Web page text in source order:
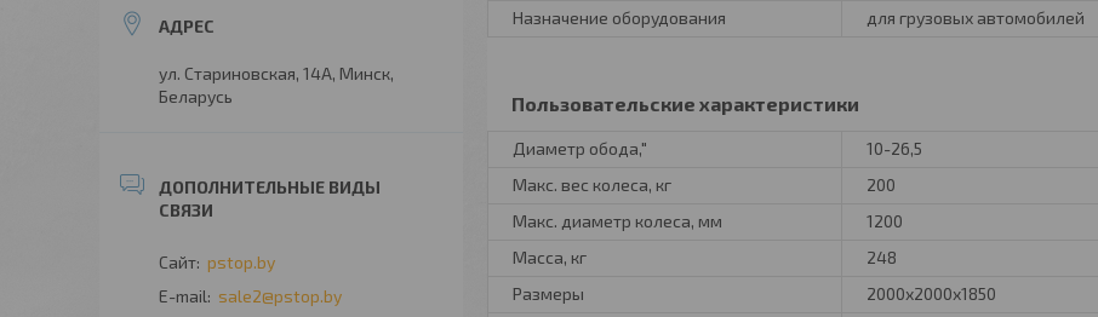
Назначение оборудования
для грузовых автомобилей
Пользовательские характеристики
Диаметр обода,"
10-26,5
Макс. вес колеса, кг
200
Макс. диаметр колеса, мм
1200
Масса, кг
248
Размеры
2000х2000х1850
ул. Стариновская, 14А, Минск,
Беларусь
pstop.by
sale2@pstop.by